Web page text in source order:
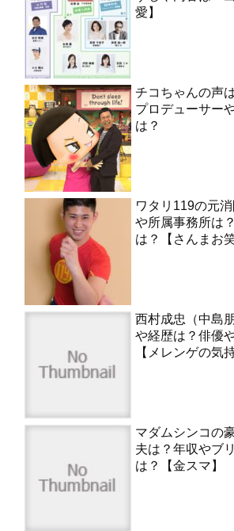
愛】
チコちゃんの声
プロデューサー
は？
ワタリ119の元
や所属事務所は
は？【さんまお
西村成忠（中島
や経歴は？俳優
【メレンゲの気
マダムシンコの
夫は？年収やブ
は？【金スマ】